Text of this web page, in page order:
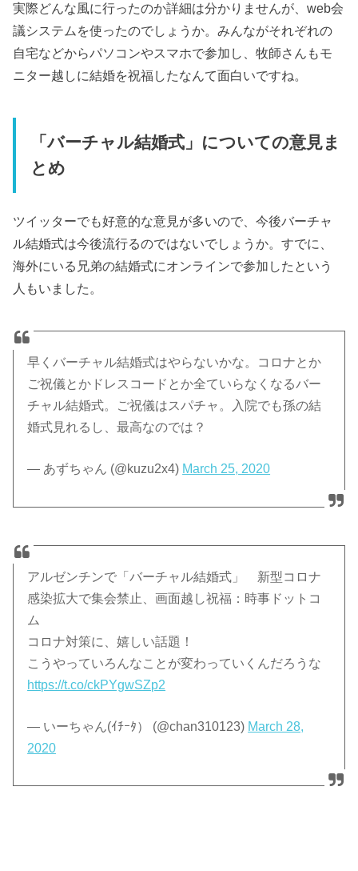
実際どんな風に行ったのか詳細は分かりませんが、web会
議システムを使ったのでしょうか。みんながそれぞれの
自宅などからパソコンやスマホで参加し、牧師さんもモ
ニター越しに結婚を祝福したなんて面白いですね。
「バーチャル結婚式」についての意見ま
とめ
ツイッターでも好意的な意見が多いので、今後バーチャ
ル結婚式は今後流行るのではないでしょうか。すでに、
海外にいる兄弟の結婚式にオンラインで参加したという
人もいました。
早くバーチャル結婚式はやらないかな。コロナとか
ご祝儀とかドレスコードとか全ていらなくなるバー
チャル結婚式。ご祝儀はスパチャ。入院でも孫の結
婚式見れるし、最高なのでは？
— あずちゃん (@kuzu2x4) March 25, 2020
アルゼンチンで「バーチャル結婚式」 新型コロナ
感染拡大で集会禁止、画面越し祝福：時事ドットコ
ム
コロナ対策に、嬉しい話題！
こうやっていろんなことが変わっていくんだろうな
https://t.co/ckPYgwSZp2
— いーちゃん(ｲﾁｰﾀ） (@chan310123) March 28,
2020